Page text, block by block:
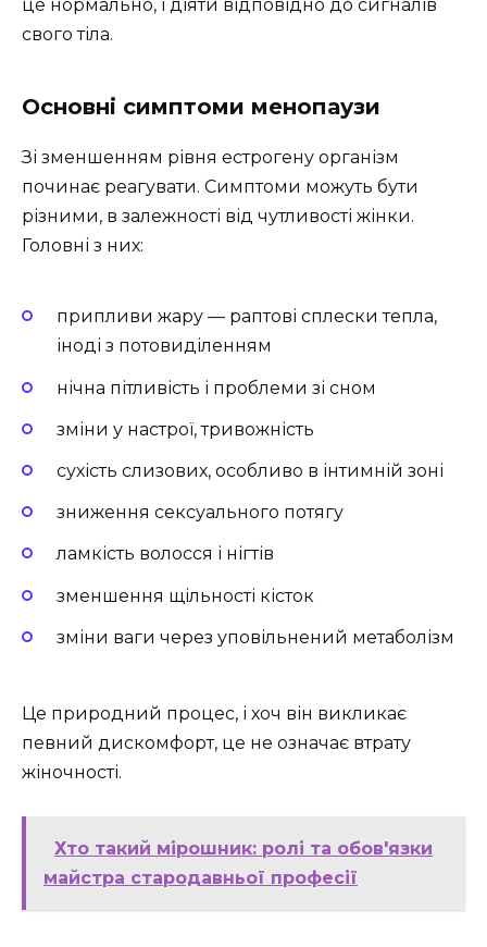
це нормально, і діяти відповідно до сигналів
свого тіла.
Основні симптоми менопаузи
Зі зменшенням рівня естрогену організм
починає реагувати. Симптоми можуть бути
різними, в залежності від чутливості жінки.
Головні з них:
припливи жару — раптові сплески тепла,
іноді з потовиділенням
нічна пітливість і проблеми зі сном
зміни у настрої, тривожність
сухість слизових, особливо в інтимній зоні
зниження сексуального потягу
ламкість волосся і нігтів
зменшення щільності кісток
зміни ваги через уповільнений метаболізм
Це природний процес, і хоч він викликає
певний дискомфорт, це не означає втрату
жіночності.
Хто такий мірошник: ролі та обов'язки
майстра стародавньої професії